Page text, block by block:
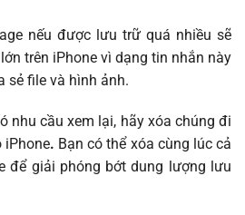
nếu được lưu trữ quá nhiều sẽ
trên iPhone vì dạng tin nhắn này
sẻ file và hình ảnh.
nhu cầu xem lại, hãy xóa chúng đi
iPhone. Bạn có thể xóa cùng lúc cả
để giải phóng bớt dung lượng lưu